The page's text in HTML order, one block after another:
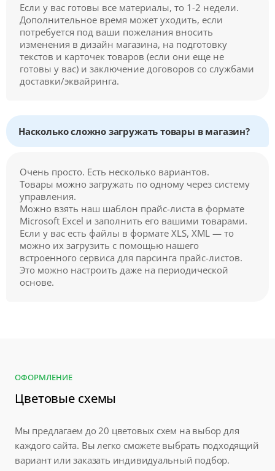
Если у вас готовы все материалы, то 1-2 недели.
Дополнительное время может уходить, если
потребуется под ваши пожелания вносить
изменения в дизайн магазина, на подготовку
текстов и карточек товаров (если они еще не
готовы у вас) и заключение договоров со службами
доставки/эквайринга.
Насколько сложно загружать товары в магазин?
Очень просто. Есть несколько вариантов.
Товары можно загружать по одному через систему
управления.
Можно взять наш шаблон прайс-листа в формате
Microsoft Excel и заполнить его вашими товарами.
Если у вас есть файлы в формате XLS, XML — то
можно их загрузить с помощью нашего
встроенного сервиса для парсинга прайс-листов.
Это можно настроить даже на периодической
основе.
ОФОРМЛЕНИЕ
Цветовые схемы
Мы предлагаем до 20 цветовых схем на выбор для
каждого сайта. Вы легко сможете выбрать подходящий
вариант или заказать индивидуальный подбор.